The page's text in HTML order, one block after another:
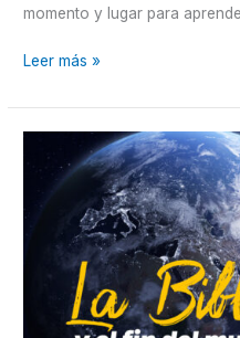
momento y lugar para
Leer más »
Biblia
el